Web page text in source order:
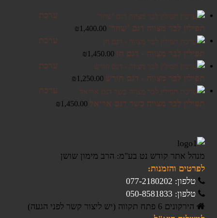
ערכת
תפילין לבר מצווה דגם 'שחר'
₪1,400.00
ערכת
תפילין לבר מצווה - דגם חן
₪1,450.00
ערכת
תפילין לבר מצווה - דגם חורש
₪1,250.00
ערכת
תפילין לבר מצווה כשר דגם אריאל
₪1,450.00
מנהל אתר קודש נט בע"מ: הרב מימון שושן
לפרטים והזמנות:
טלפון: 077-2180202
טלפון: 050-8581833
הירקונים 6 פתח תקווה (יש ליצור קשר לפני הגעה)